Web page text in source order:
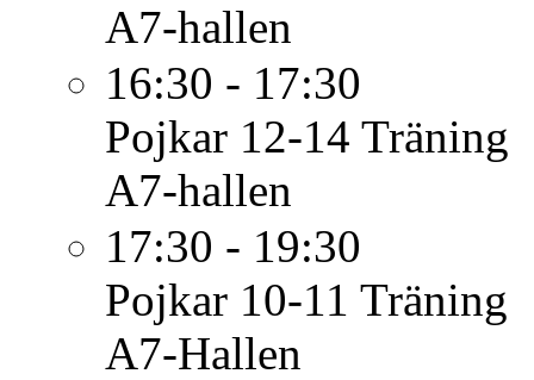
A7-hallen
16:30 - 17:30
Pojkar 12-14 Träning
A7-hallen
17:30 - 19:30
Pojkar 10-11 Träning
A7-Hallen